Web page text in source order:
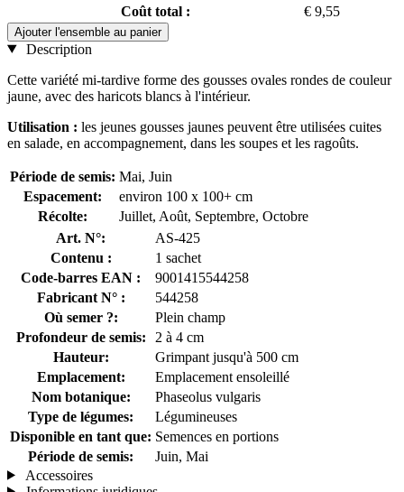
Coût total :
€ 9,55
Ajouter l'ensemble au panier
Description
Cette variété mi-tardive forme des gousses ovales rondes de couleur
jaune, avec des haricots blancs à l'intérieur.
Utilisation : les jeunes gousses jaunes peuvent être utilisées cuites
en salade, en accompagnement, dans les soupes et les ragoûts.
Période de semis: Mai, Juin
Espacement:
environ 100 x 100+ cm
Récolte:
Juillet, Août, Septembre, Octobre
Art. N°:
AS-425
Contenu :
1 sachet
Code-barres EAN :
9001415544258
Fabricant N° :
544258
Où semer ?:
Plein champ
Profondeur de semis:
2 à 4 cm
Hauteur:
Grimpant jusqu'à 500 cm
Emplacement:
Emplacement ensoleillé
Nom botanique:
Phaseolus vulgaris
Type de légumes:
Légumineuses
Disponible en tant que: Semences en portions
Période de semis:
Juin, Mai
Accessoires